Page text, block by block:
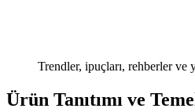
Trendler, ipuçları, rehberler
Ürün Tanıtımı ve